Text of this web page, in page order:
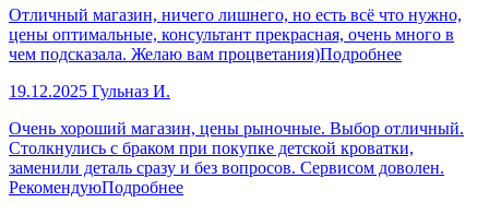
Отличный магазин, ничего лишнего, но есть всё что нужно,
цены оптимальные, консультант прекрасная, очень много в
чем подсказала. Желаю вам процветания)Подробнее
19.12.2025 Гульназ И.
Очень хороший магазин, цены рыночные. Выбор отличный.
Столкнулись с браком при покупке детской кроватки,
заменили деталь сразу и без вопросов. Сервисом доволен.
РекомендуюПодробнее